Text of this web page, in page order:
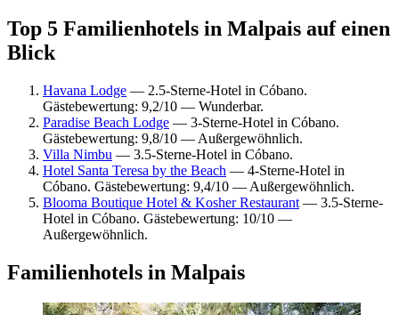
Top 5 Familienhotels in Malpais auf einen
Blick
Havana Lodge — 2.5-Sterne-Hotel in Cóbano.
Gästebewertung: 9,2/10 — Wunderbar.
Paradise Beach Lodge — 3-Sterne-Hotel in Cóbano.
Gästebewertung: 9,8/10 — Außergewöhnlich.
Villa Nimbu — 3.5-Sterne-Hotel in Cóbano.
Hotel Santa Teresa by the Beach — 4-Sterne-Hotel in
Cóbano. Gästebewertung: 9,4/10 — Außergewöhnlich.
Blooma Boutique Hotel & Kosher Restaurant — 3.5-Sterne-
Hotel in Cóbano. Gästebewertung: 10/10 —
Außergewöhnlich.
Familienhotels in Malpais